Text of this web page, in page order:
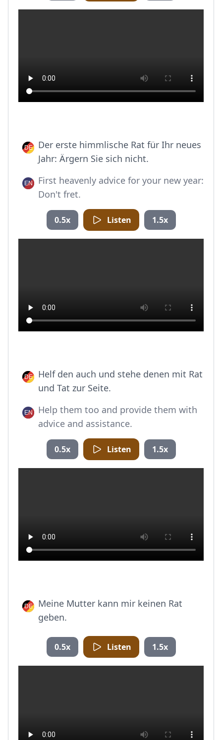
Der erste himmlische Rat für Ihr neues
Jahr: Ärgern Sie sich nicht.
First heavenly advice for your new year:
Don't fret.
0.5x Listen 1.5x
Helf den auch und stehe denen mit Rat
und Tat zur Seite.
Help them too and provide them with
advice and assistance.
0.5x Listen 1.5x
Meine Mutter kann mir keinen Rat
geben.
0.5x Listen 1.5x